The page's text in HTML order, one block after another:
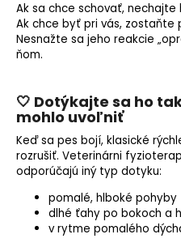
Ak sa chce schovať, nechajte
Ak chce byť pri vás, zostaňte
Nesnažte sa jeho reakcie
ňom.
🤍 Dotýkajte sa ho
mohlo uvoľniť
Keď sa pes bojí, klasické
rozrušiť. Veterinárni
odporúčajú iný typ dotyku:
pomalé, hlboké pohyby
dlhé ťahy po bokoch a
v rytme pomalého